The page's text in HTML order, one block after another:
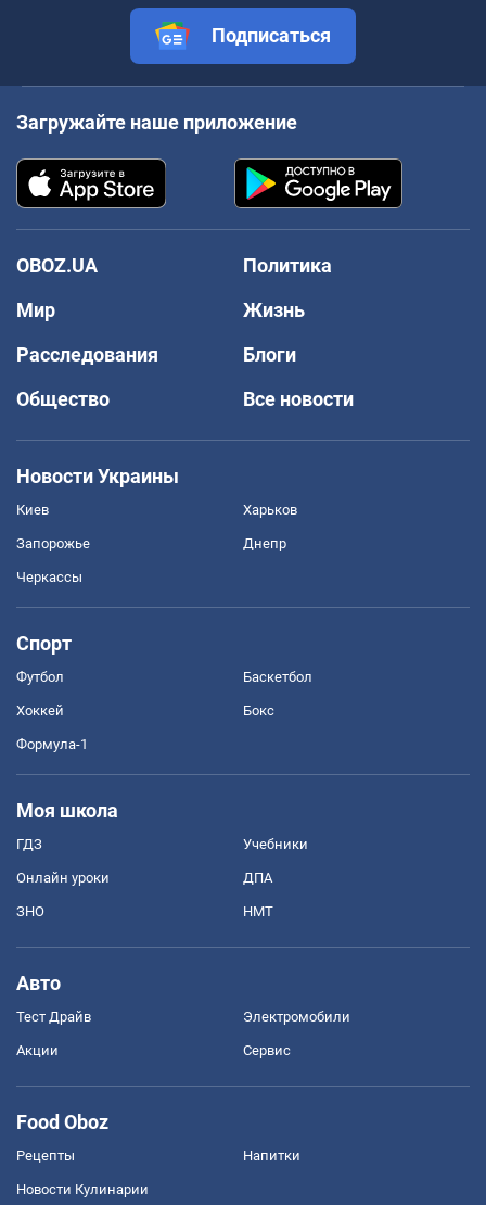
Подписаться
Загружайте наше приложение
OBOZ.UA
Политика
Мир
Жизнь
Расследования
Блоги
Общество
Все новости
Новости Украины
Киев Харьков
Запорожье Днепр
Черкассы
Спорт
Футбол Баскетбол
Хоккей Бокс
Формула-1
Моя школа
ГДЗ Учебники
Онлайн уроки ДПА
ЗНО НМТ
Авто
Тест Драйв Электромобили
Акции Сервис
Food Oboz
Рецепты Напитки
Новости Кулинарии